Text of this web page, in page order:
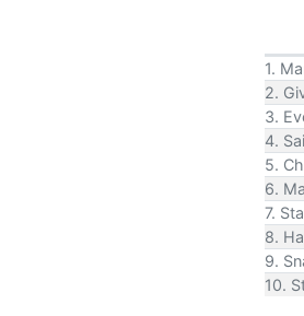
1.
2.
3.
4.
5.
6.
7.
8.
9.
10.